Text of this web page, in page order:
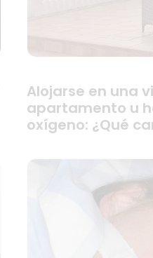
Alojarse en una
apartamento u
oxígeno: ¿Qué